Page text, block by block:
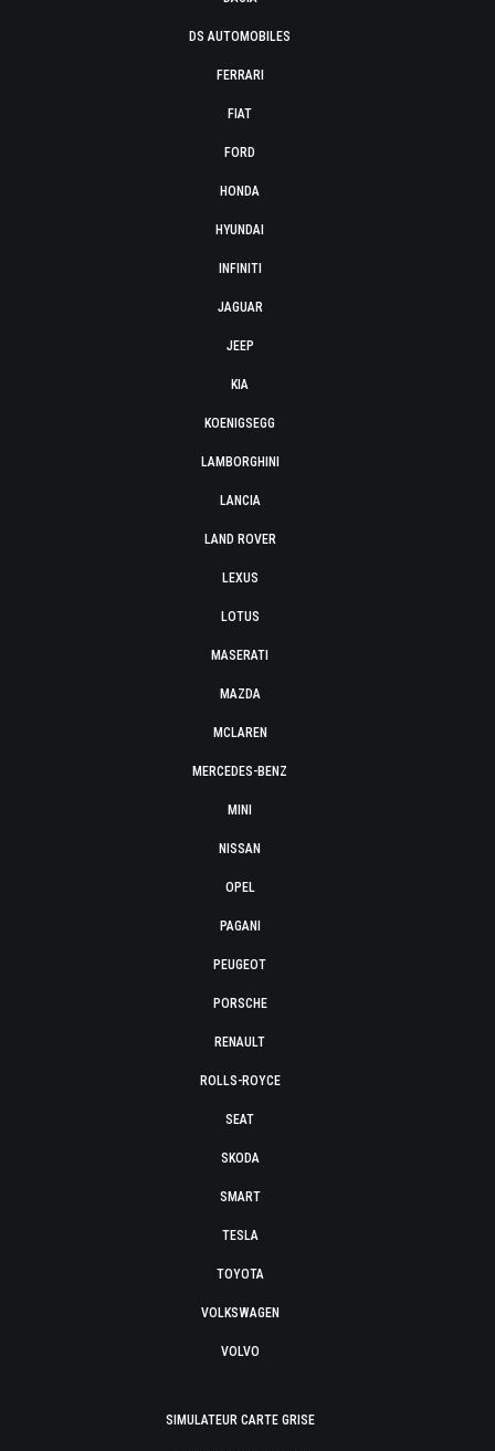
DS AUTOMOBILES
FERRARI
FIAT
FORD
HONDA
HYUNDAI
INFINITI
JAGUAR
JEEP
KIA
KOENIGSEGG
LAMBORGHINI
LANCIA
LAND ROVER
LEXUS
LOTUS
MASERATI
MAZDA
MCLAREN
MERCEDES-BENZ
MINI
NISSAN
OPEL
PAGANI
PEUGEOT
PORSCHE
RENAULT
ROLLS-ROYCE
SEAT
SKODA
SMART
TESLA
TOYOTA
VOLKSWAGEN
VOLVO
SIMULATEUR CARTE GRISE